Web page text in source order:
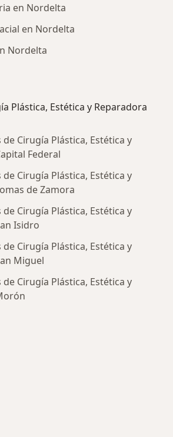
en Nordelta
en Nordelta
Nordelta
Plástica, Estética y Reparadora
Cirugía Plástica, Estética y
Federal
Cirugía Plástica, Estética y
de Zamora
Cirugía Plástica, Estética y
Isidro
Cirugía Plástica, Estética y
Miguel
Cirugía Plástica, Estética y